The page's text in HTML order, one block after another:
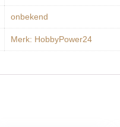
‎onbekend
Merk: HobbyPower24